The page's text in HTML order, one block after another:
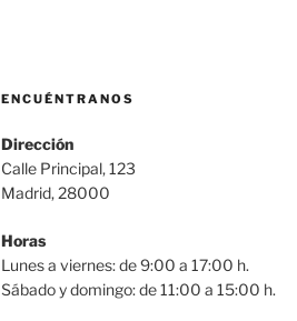
ENCUÉNTRANOS
Dirección
Calle Principal, 123
Madrid, 28000
Horas
Lunes a viernes: de 9:00 a 17:00 h.
Sábado y domingo: de 11:00 a 15:00 h.